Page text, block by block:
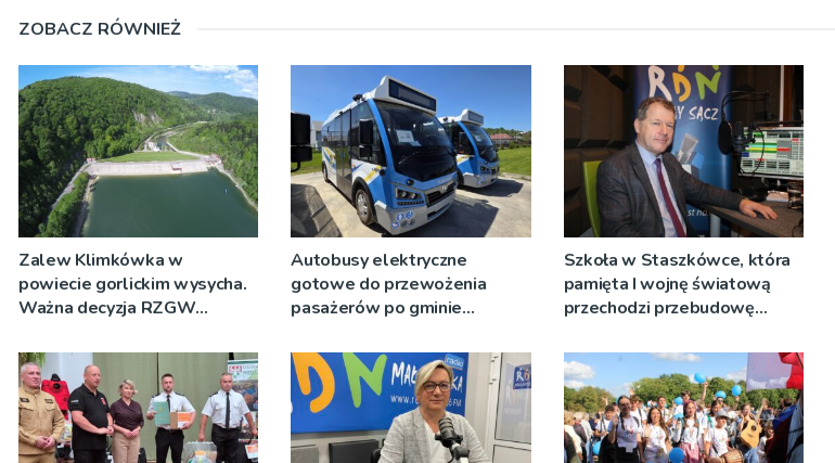
ZOBACZ RÓWNIEŻ
Zalew Klimkówka w
powiecie gorlickim wysycha.
Ważna decyzja RZGW
Autobusy elektryczne
gotowe do przewożenia
pasażerów po gminie
Szkoła w Staszkówce, która
pamięta I wojnę światową
przechodzi przebudowę